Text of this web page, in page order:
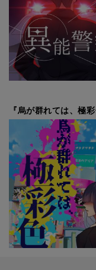
『烏が群れては、極